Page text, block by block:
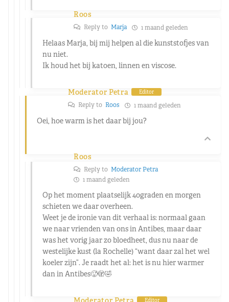
Roos
Reply to Marja 1 maand geleden
Helaas Marja, bij mij helpen al die kunststofjes van
nu niet.
Ik houd het bij katoen, linnen en viscose.
Moderator Petra Editor
Reply to Roos 1 maand geleden
Oei, hoe warm is het daar bij jou?
Roos
Reply to Moderator Petra
1 maand geleden
Op het moment plaatselijk 40graden en morgen
schieten we daar overheen.
Weet je de ironie van dit verhaal is: normaal gaan
we naar vrienden van ons in Antibes, maar daar
was het vorig jaar zo bloedheet, dus nu naar de
westelijke kust (la Rochelle) “want daar zal het wel
koeler zijn”. Je raadt het al: het is nu hier warmer
dan in Antibes🥵🫣🤣
Editor